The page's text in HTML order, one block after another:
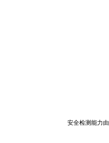
安全检测能力由